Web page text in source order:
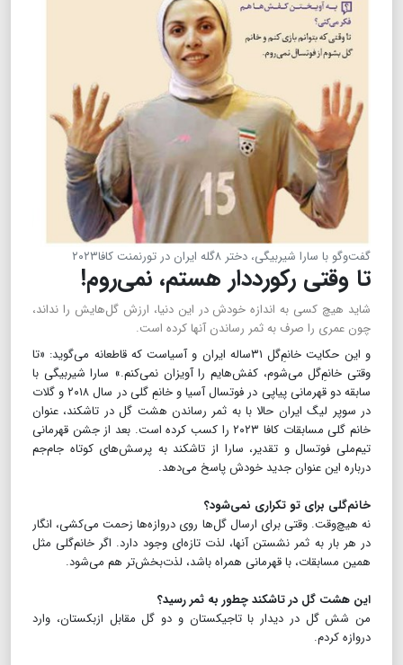
گفت‌وگو با سارا شیربیگی، دختر ۸گله ایران در تورنمنت کافا۲۰۲۳
تا وقتی رکورددار هستم، نمی‌روم!
شاید هیچ کسی به اندازه خودش در این دنیا، ارزش گل‌هایش را نداند،
چون عمری را صرف به ثمر رساندن آنها کرده است.
و این حکایت خانمِ‌گل ۳۱ساله‌ ایران و آسیاست که قاطعانه می‌گوید: «تا
وقتی خانمِ‌گل می‌شوم، کفش‌هایم را آویزان نمی‌کنم.» سارا شیربیگی با
سابقه دو قهرمانی پیاپی در فوتسال آسیا و خانمِ گلی در سال ۲۰۱۸ و گلات
در سوپر لیگ ایران حالا با به ثمر رساندن هشت گل در تاشکند، عنوان
خانم گلی مسابقات کافا ۲۰۲۳ را کسب کرده است. بعد از جشن قهرمانی
تیم‌ملی فوتسال و تقدیر، سارا از تاشکند به پرسش‌های کوتاه جام‌جم
درباره این عنوان جدید خودش پاسخ می‌دهد.
خانم‌گلی برای تو تکراری نمی‌شود؟
نه هیچ‌وقت. وقتی برای ارسال گل‌ها روی دروازه‌ها زحمت می‌کشی، انگار
در هر بار به ثمر نشستن آنها‌، لذت تازه‌ای وجود دارد. اگر خانم‌گلی مثل
همین مسابقات، با قهرمانی همراه باشد، لذت‌بخش‌تر هم می‌شود.
این هشت گل در تاشکند چطور به ثمر رسید؟
من شش گل در دیدار با تاجیکستان و دو گل مقابل ازبکستان، وارد
دروازه کردم.